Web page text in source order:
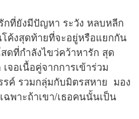
กที่ยังมีปัญหา ระวัง หลบหลีก
โค้งสุดท้ายที่จะอยู่หรือแยกกัน
ดที่กำลังไขว่คว้าหารัก สุด
จอเนื้อคู่จากการเข้าร่วม
รค์ รวมกลุ่มกับมิตรสหาย มอง
พาะถ้าเขา/เธอคนนั้นเป็น